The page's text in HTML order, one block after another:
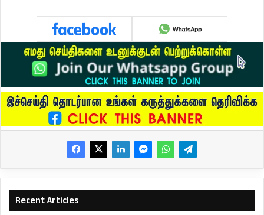
Recent Articles